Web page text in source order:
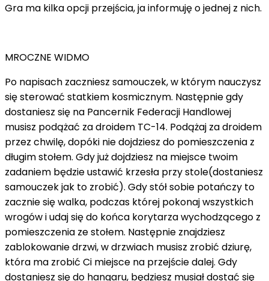
Gra ma kilka opcji przejścia, ja informuję o jednej z nich.
MROCZNE WIDMO
Po napisach zaczniesz samouczek, w którym nauczysz
się sterować statkiem kosmicznym. Następnie gdy
dostaniesz się na Pancernik Federacji Handlowej
musisz podążać za droidem TC-14. Podążaj za droidem
przez chwilę, dopóki nie dojdziesz do pomieszczenia z
długim stołem. Gdy już dojdziesz na miejsce twoim
zadaniem będzie ustawić krzesła przy stole(dostaniesz
samouczek jak to zrobić). Gdy stół sobie potańczy to
zacznie się walka, podczas której pokonaj wszystkich
wrogów i udaj się do końca korytarza wychodzącego z
pomieszczenia ze stołem. Następnie znajdziesz
zablokowanie drzwi, w drzwiach musisz zrobić dziurę,
która ma zrobić Ci miejsce na przejście dalej. Gdy
dostaniesz się do hangaru, będziesz musiał dostać się